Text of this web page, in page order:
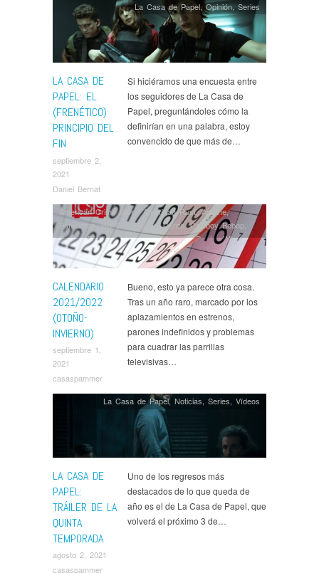
LA CASA DE
PAPEL: EL
(FRENÉTICO)
PRINCIPIO DEL
FIN
septiembre 2,
2021
Daniel Bernat
La Casa de Papel,Opinión,Series
Si hiciéramos una encuesta entre
los seguidores de La Casa de
Papel, preguntándoles cómo la
definirían en una palabra, estoy
convencido de que más de…
CALENDARIO
2021/2022
(OTOÑO-
INVIERNO)
septiembre 1,
2021
casaspammer
American Crime Story ,American Rust,Arcane,
Batwoman,Big Sky, Billions,Cardo,Cowboy Bebop,
Dexter,Dickinson,Doctor Portuondo,Doctor Who,
Doom Patrol,Dopesick,Dr Death,El juego del
calamar,El Tiempo que te Doy,Fear The Walking
Hightown,Historias para no Dormir,HIT,Impeachment
Invasion,Jaguar La Casa de Papel,La Fortuna,
Legacies
Legends of Tomorrow,Locke and Key,
Lucifer,Maid Marvel,Masters of the Universe:
Revelation , Midnight Mass,Nancy Drew,Narcos
México
Riverdale,Scenes from a Marriage
The Blacklist ,The Book of Boba Fett,The
,The Good Doctor
The Resident The Rookie,The
Shrink Next Door
The Sinner, The Wheel of Time
Witcher,Todo lo Otro,Venga Juan,Walker,What We
You
Bueno, esto ya parece otra cosa.
Tras un año raro, marcado por los
aplazamientos en estrenos,
parones indefinidos y problemas
para cuadrar las parrillas
televisivas…
LA CASA DE
PAPEL:
TRÁILER DE LA
QUINTA
TEMPORADA
agosto 2, 2021
casaspammer
La Casa de Papel,Noticias,Series,Ví­deos
Uno de los regresos más
destacados de lo que queda de
año es el de La Casa de Papel, que
volverá el próximo 3 de…